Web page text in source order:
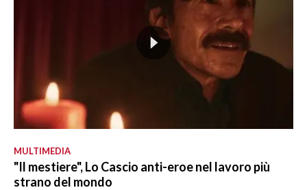
MULTIMEDIA
"Il mestiere", Lo Cascio anti-eroe nel lavoro più
strano del mondo